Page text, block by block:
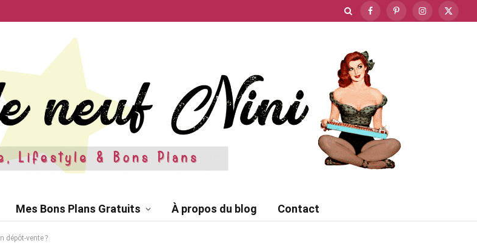
FacebookPinterestInstagram
X
Mes Bons Plans Gratuits À propos du blog Contact
dépôt-vente ?